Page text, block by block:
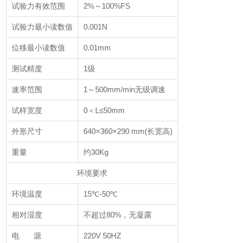
试验力有效范围 2%～100%FS
试验力最小读数值 0.001N
位移最小读数值 0.01mm
测试精度 1级
速率范围 1～500mm/min无级调速
试样宽度 0＜L≤50mm
外形尺寸 640×360×290 mm(长宽高)
重量 约30Kg
环境要求
环境温度 15℃-50℃
相对湿度 不超过80%，无凝露
电 源 220V 50HZ